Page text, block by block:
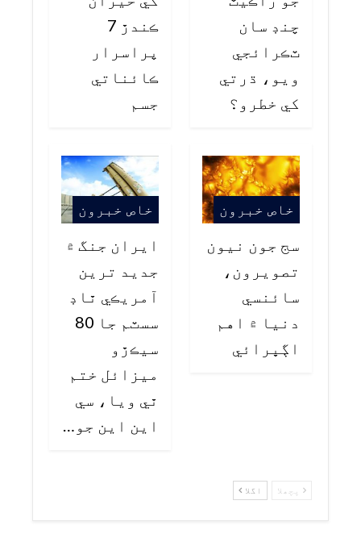
چنڊ سان
ٽڪرائجي
ويو، ڌرتي
کي خطرو؟
ڪندڙ 7
پراسرار
ڪائناتي
جسم
خاص خبرون
سج جون نيون
تصويرون،
سائنسي
دنيا ۾ اهم
اڳڀرائي
خاص خبرون
ايران جنگ ۾
جديد ترين
آمريڪي ٿاڊ
سسٽم جا 80
سيڪڙو
ميزائل ختم
ٿي ويا، سي
اين اين جو…
پچھلا اگلا